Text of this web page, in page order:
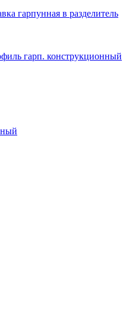
гарпунная в разделитель
гарп. конструкционный